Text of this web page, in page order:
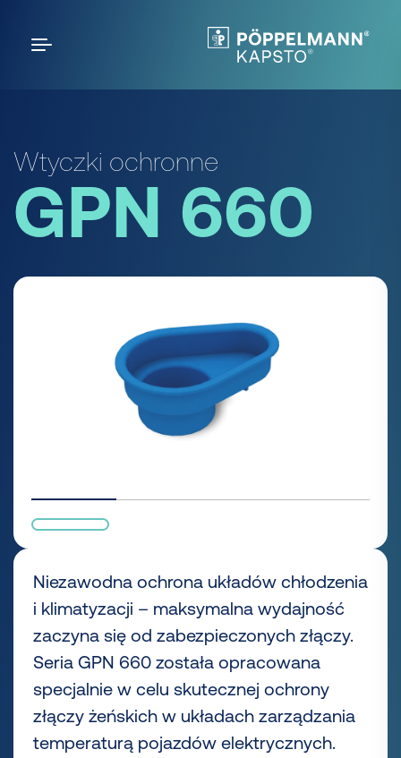
Wtyczki ochronne
GPN 660
Niezawodna ochrona układów chłodzenia
i klimatyzacji – maksymalna wydajność
zaczyna się od zabezpieczonych złączy.
Seria GPN 660 została opracowana
specjalnie w celu skutecznej ochrony
złączy żeńskich w układach zarządzania
temperaturą pojazdów elektrycznych.